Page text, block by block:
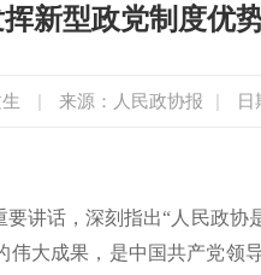
新型政党制度优
| 来源：人民政协报 | 日
讲话，深刻指出“人民政
大成果，是中国共产党